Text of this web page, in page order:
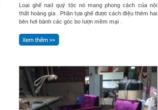
Loại ghế nail quý tộc nó mang phong cách của nội
thất hoàng gia . Phần tựa ghế được cách điệu thêm hai
bên hơi bành các góc bo lượn mềm mại .